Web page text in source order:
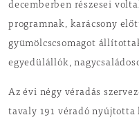
decemberben részesei
programnak, karácsony
gyümölcscsomagot
egyedülállók,
Az évi négy véradás
tavaly 191 véradó